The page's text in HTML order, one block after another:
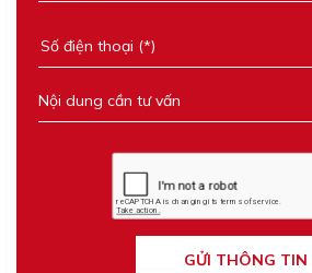
GỬI THÔNG TIN